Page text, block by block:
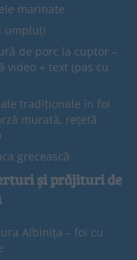
marinate
umpluți
de porc la cuptor –
video + text (pas cu
tradiționale în foi
murată, rețetă
grecească
și prăjituri de
Albinița – foi cu